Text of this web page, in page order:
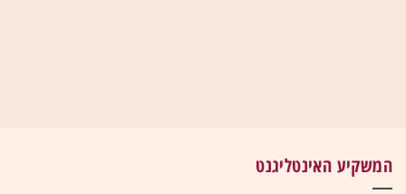
המשקיע האינטליגנט